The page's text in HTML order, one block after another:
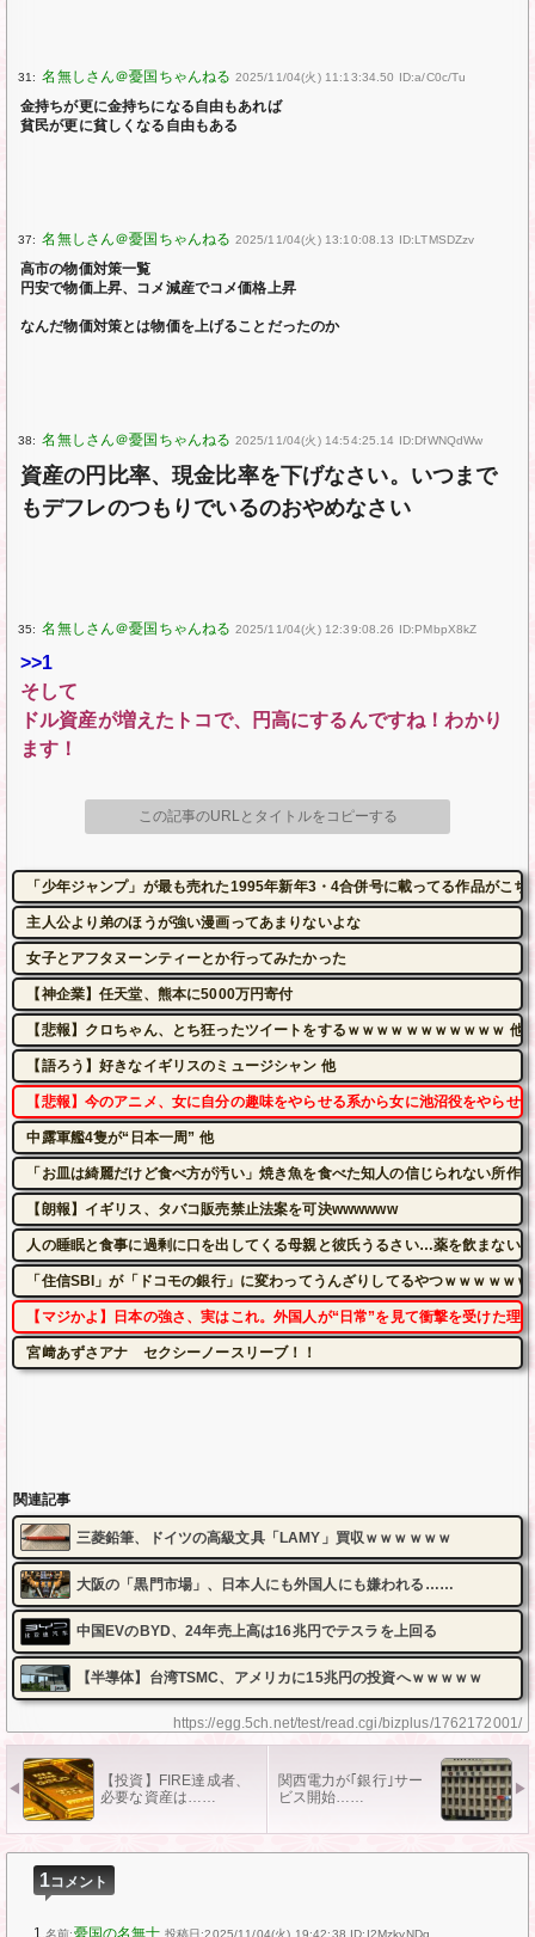
31: 2025/11/04(火) 11:13:34.50 ID:a/C0c/Tu
金持ちが更に金持ちになる自由もあれば
貧民が更に貧しくなる自由もある
37: 2025/11/04(火) 13:10:08.13 ID:LTMSDZzv
高市の物価対策一覧
円安で物価上昇、コメ減産でコメ価格上昇
なんだ物価対策とは物価を上げることだったのか
38: 2025/11/04(火) 14:54:25.14 ID:DfWNQdWw
資産の円比率、現金比率を下げなさい。いつまで
もデフレのつもりでいるのおやめなさい
35: 2025/11/04(火) 12:39:08.26 ID:PMbpX8kZ
>>1
そして
ドル資産が増えたトコで、円高にするんですね！わかり
ます！
https://egg.5ch.net/test/read.cgi/bizplus/1762172001/
この記事のURLとタイトルをコピーする
「少年ジャンプ」が最も売れた1995年新年3・4合併号に載ってる作品がこち
主人公より弟のほうが強い漫画ってあまりないよな
女子とアフタヌーンティーとか行ってみたかった
【神企業】任天堂、熊本に5000万円寄付
【悲報】クロちゃん、とち狂ったツイートをするｗｗｗｗｗｗｗｗｗｗｗ 他
【語ろう】好きなイギリスのミュージシャン 他
【悲報】今のアニメ、女に自分の趣味をやらせる系から女に池沼役をやらせ
中露軍艦4隻が“日本一周” 他
「お皿は綺麗だけど食べ方が汚い」焼き魚を食べた知人の信じられない所
【朗報】イギリス、タバコ販売禁止法案を可決wwwwww
人の睡眠と食事に過剰に口を出してくる母親と彼氏うるさい…薬を飲まない
「住信SBI」が「ドコモの銀行」に変わってうんざりしてるやつｗｗｗｗｗｗ
【マジかよ】日本の強さ、実はこれ。外国人が“日常”を見て衝撃を受けた理由
宮﨑あずさアナ セクシーノースリーブ！！
関連記事
三菱鉛筆、ドイツの高級文具「LAMY」買収ｗｗｗｗｗｗ
大阪の「黒門市場」、日本人にも外国人にも嫌われる……
中国EVのBYD、24年売上高は16兆円でテスラを上回る
【半導体】台湾TSMC、アメリカに15兆円の投資へｗｗｗｗｗ
【投資】FIRE達成者、
必要な資産は……
関西電力が｢銀行｣サー
ビス開始……
1コメント
1.名前:憂国の名無士 投稿日:2025/11/04(火) 19:42:38 ID:I2MzkyNDg